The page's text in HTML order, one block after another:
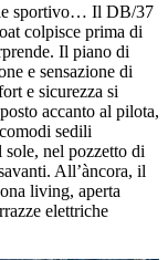
sportivo… Il DB/37
colpisce prima di
Il piano di
e sensazione di
e sicurezza si
accanto al pilota,
sedili
nel pozzetto di
All’àncora, il
living, aperta
elettriche